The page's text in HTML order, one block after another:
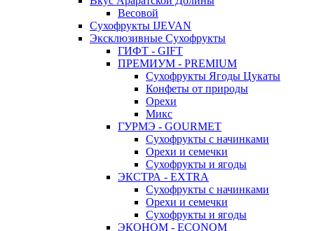
Весовой
Сухофрукты IJEVAN
Эксклюзивные Сухофрукты
ГИФТ - GIFT
ПРЕМИУМ - PREMIUM
Сухофрукты Ягоды Цукаты
Конфеты от природы
Орехи
Микс
ГУРМЭ - GOURMET
Сухофрукты с начинками
Орехи и семечки
Сухофрукты и ягоды
ЭКСТРА - EXTRA
Сухофрукты с начинками
Орехи и семечки
Сухофрукты и ягоды
ЭКОНОМ - ECONOM